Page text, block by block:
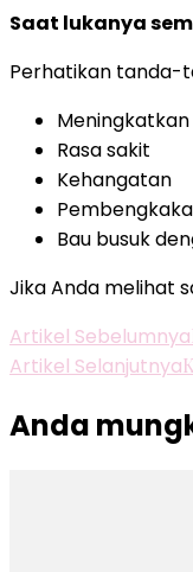
Saat lukanya
Perhatikan tanda-
Rasa sakit
Kehangatan
Bau busuk
Jika Anda melihat
Navigasi
Artikel
Artikel Sebelumnya
Artikel Selanjutnya
Anda